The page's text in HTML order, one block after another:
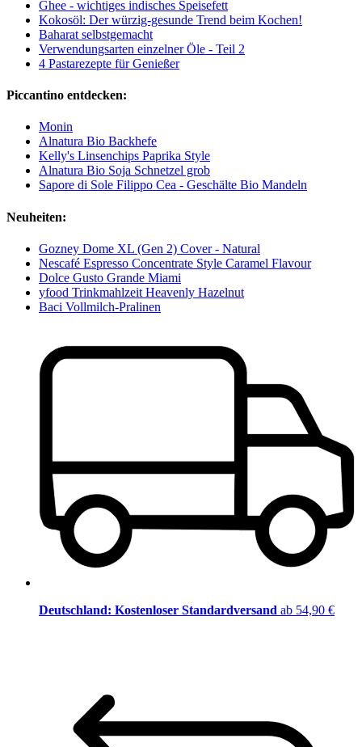
Ghee - wichtiges indisches Speisefett
Kokosöl: Der würzig-gesunde Trend beim Kochen!
Baharat selbstgemacht
Verwendungsarten einzelner Öle - Teil 2
4 Pastarezepte für Genießer
Piccantino entdecken:
Monin
Alnatura Bio Backhefe
Kelly's Linsenchips Paprika Style
Alnatura Bio Soja Schnetzel grob
Sapore di Sole Filippo Cea - Geschälte Bio Mandeln
Neuheiten:
Gozney Dome XL (Gen 2) Cover - Natural
Nescafé Espresso Concentrate Style Caramel Flavour
Dolce Gusto Grande Miami
yfood Trinkmahlzeit Heavenly Hazelnut
Baci Vollmilch-Pralinen
Deutschland: Kostenloser Standardversand ab 54,90 €